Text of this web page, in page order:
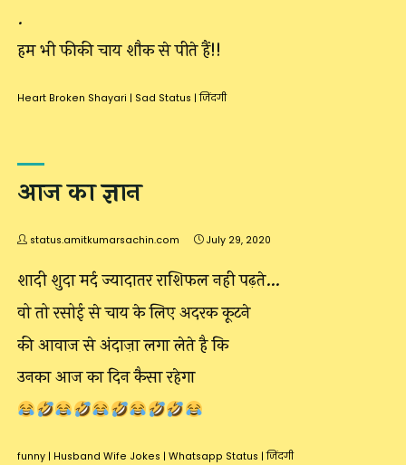
.
हम भी फीकी चाय शौक से पीते हैं!!
Heart Broken Shayari | Sad Status | जिंदगी
आज का ज्ञान
status.amitkumarsachin.com July 29, 2020
शादी शुदा मर्द ज्यादातर राशिफल नही पढ़ते…
वो तो रसोई से चाय के लिए अदरक कूटने
की आवाज से अंदाज़ा लगा लेते है कि
उनका आज का दिन कैसा रहेगा
funny | Husband Wife Jokes | Whatsapp Status | जिंदगी